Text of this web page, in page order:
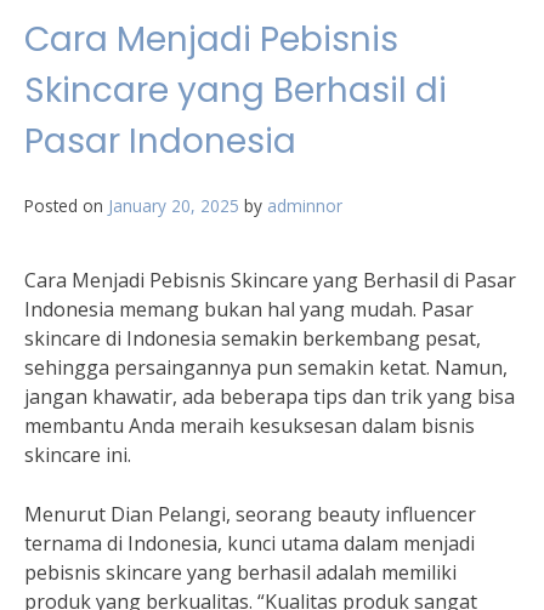
Cara Menjadi Pebisnis
Skincare yang Berhasil di
Pasar Indonesia
Posted on January 20, 2025 by adminnor
Cara Menjadi Pebisnis Skincare yang Berhasil di Pasar
Indonesia memang bukan hal yang mudah. Pasar
skincare di Indonesia semakin berkembang pesat,
sehingga persaingannya pun semakin ketat. Namun,
jangan khawatir, ada beberapa tips dan trik yang bisa
membantu Anda meraih kesuksesan dalam bisnis
skincare ini.
Menurut Dian Pelangi, seorang beauty influencer
ternama di Indonesia, kunci utama dalam menjadi
pebisnis skincare yang berhasil adalah memiliki
produk yang berkualitas. “Kualitas produk sangat